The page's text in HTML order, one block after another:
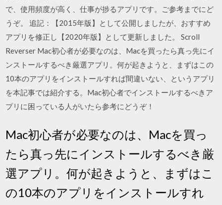
で、使用頻度が高く、仕事が捗るアプリです。ご参考までにど
うぞ。 追記：【2015年版】として公開しましたが、おすすめ
アプリを修正し【2020年版】として更新しました。 Scroll
Reverser Mac初心者が必要なのは、Macを買ったら真っ先にイ
ンストールするべき厳選アプリ。何が起きようと、まずはこの
10本のアプリをインストールすれば間違いない、というアプリ
を本記事では紹介する。Mac初心者でインストールするべきア
プリに困っている人がいたら参考にどうぞ！
Mac初心者が必要なのは、Macを買っ
たら真っ先にインストールするべき厳
選アプリ。何が起きようと、まずはこ
の10本のアプリをインストールすれ